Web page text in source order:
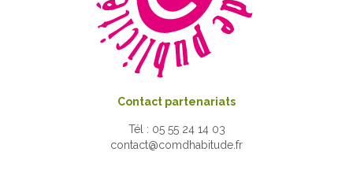
Contact partenariats
Tél : 05 55 24 14 03
contact@comdhabitude.fr